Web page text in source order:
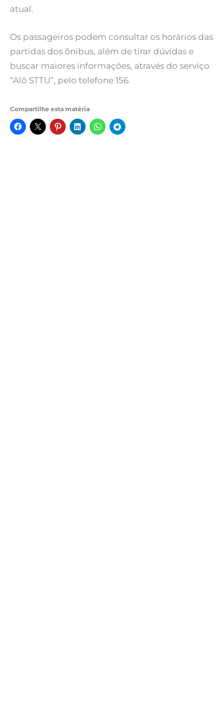
atual.
Os passageiros podem consultar os horários das
partidas dos ônibus, além de tirar dúvidas e
buscar maiores informações, através do serviço
“Alô STTU”, pelo telefone 156.
Compartilhe esta matéria